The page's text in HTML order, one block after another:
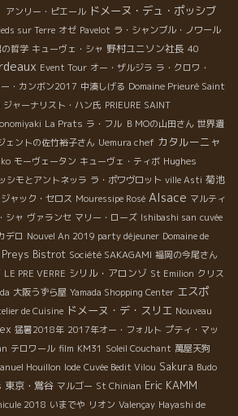
ンリー・ピエール ドメーヌ・デュ・ポッシブ
sur Terre オゼ Pavelot ラ・シャンブル・ノワール
哲学 キューヴェ・シャ 野村ユニソン社長 40
Event Tour オー・ザルジラ ラ・クロワ・
・カンボン2017 中湊しげる Domaine Prieuré Saint
ジャーナリスト・ハン氏 PRIEURE SAINT
La Prats ラ・フル ＢＭОの山田さん 世界遺
ェントの佐竹裕子さん Uemura chef カタルーニャ
モーヴェータン キューヴェ・ティボ Hughes
シモとアントネッラ ラ・ポワヴロット ville Asti 菊池
ジャック・セロス Mouressipe Rosé Alsace マルティ
シャ ヴァランセ マリー・ローズ Ishibashi san cuvée
デロ Nouvel An 2019 party déjeuner Domaine de
Bistrot Société SAKAGAMI 福岡の今尾さん
LE PRE VERRE シリル・アロンゾ St Emilion クリス
大阪うずら屋 Yamada Shopping Center エスポ
de Cuisine ドメーヌ・デ・スリエ Nouveau
猛暑2018年 2017年オー・フォルト プティ・マッ
テロワール film KM31 Soleil Couchant 萬屋天狗
Houillon Iode Cuvée Bedit Vilou Sakura Budo
東京・鴬谷 マルゴー St Chinian Eric KAMM
2018 いまでや リオン Valençay Hayashi de